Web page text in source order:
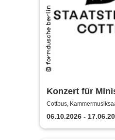
Konzert für
Staatstheater
Cottbus,
06.10.2026 -